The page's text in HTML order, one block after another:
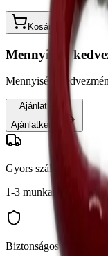
Kosárba
Mennyiségi
Mennyiségi
Ajánlatkérés
Ajánlatkérés
Gyors szállítás
1-3 munkanap
Biztonságos fizetés